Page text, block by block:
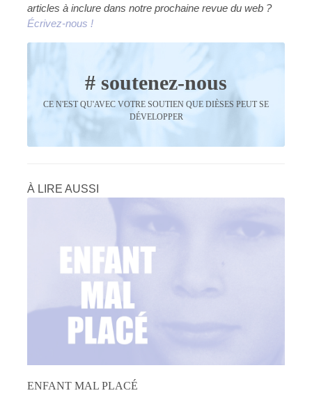
articles à inclure dans notre prochaine revue du web ?
Écrivez-nous !
# soutenez-nous
CE N'EST QU'AVEC VOTRE SOUTIEN QUE DIÈSES PEUT SE
DÉVELOPPER
À LIRE AUSSI
ENFANT MAL PLACÉ